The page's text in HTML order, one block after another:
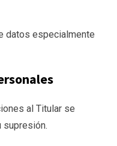
datos especialmente
al Titular se
supresión.